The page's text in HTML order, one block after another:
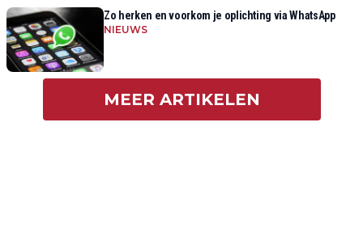
Zo herken en voorkom je oplichting via WhatsApp
NIEUWS
MEER ARTIKELEN